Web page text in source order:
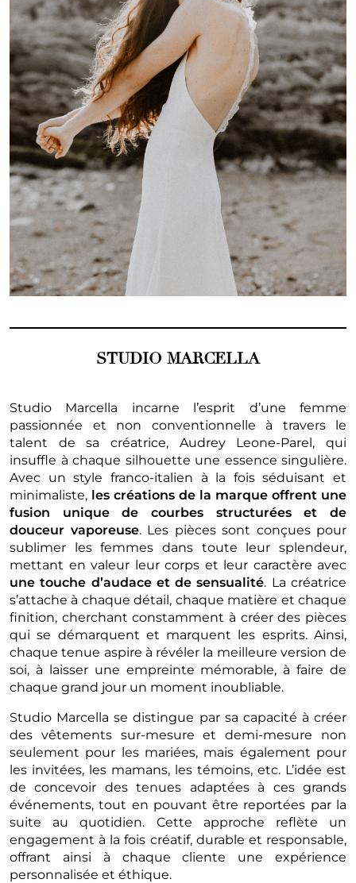
STUDIO MARCELLA
Studio Marcella incarne l’esprit d’une femme
passionnée et non conventionnelle à travers le
talent de sa créatrice, Audrey Leone-Parel, qui
insuffle à chaque silhouette une essence singulière.
Avec un style franco-italien à la fois séduisant et
minimaliste, les créations de la marque offrent une
fusion unique de courbes structurées et de
douceur vaporeuse. Les pièces sont conçues pour
sublimer les femmes dans toute leur splendeur,
mettant en valeur leur corps et leur caractère avec
une touche d’audace et de sensualité. La créatrice
s’attache à chaque détail, chaque matière et chaque
finition, cherchant constamment à créer des pièces
qui se démarquent et marquent les esprits. Ainsi,
chaque tenue aspire à révéler la meilleure version de
soi, à laisser une empreinte mémorable, à faire de
chaque grand jour un moment inoubliable.
Studio Marcella se distingue par sa capacité à créer
des vêtements sur-mesure et demi-mesure non
seulement pour les mariées, mais également pour
les invitées, les mamans, les témoins, etc. L’idée est
de concevoir des tenues adaptées à ces grands
événements, tout en pouvant être reportées par la
suite au quotidien. Cette approche reflète un
engagement à la fois créatif, durable et responsable,
offrant ainsi à chaque cliente une expérience
personnalisée et éthique.